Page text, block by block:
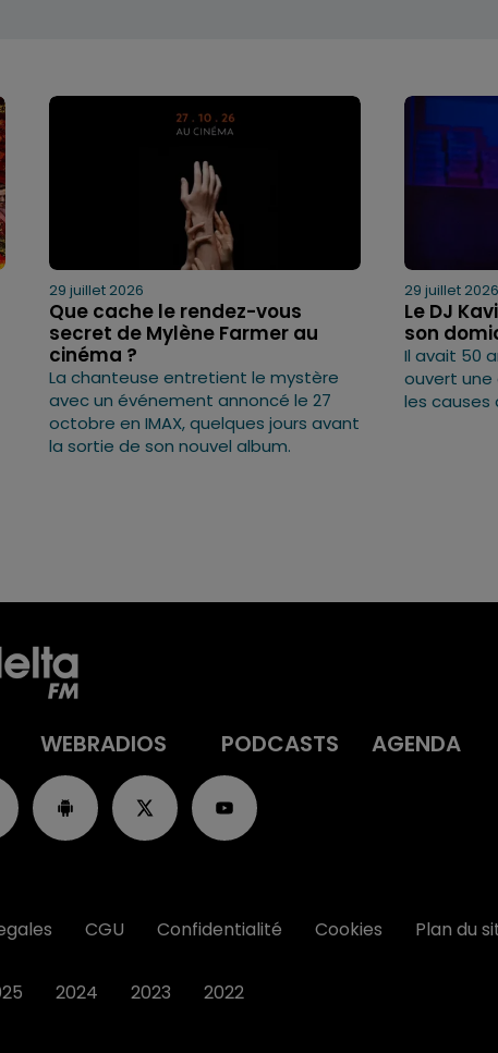
29 juillet 2026
Que cache le rendez-vous
secret de Mylène Farmer au
cinéma ?
La chanteuse entretient le mystère
avec un événement annoncé le 27
octobre en IMAX, quelques jours avant
la sortie de son nouvel album.
29 juillet 2026
Le DJ
son
Il avait 50
ouvert
les causes
WEBRADIOS PODCASTS AGENDA
CGU Confidentialité Cookies Plan du
2024 2023 2022